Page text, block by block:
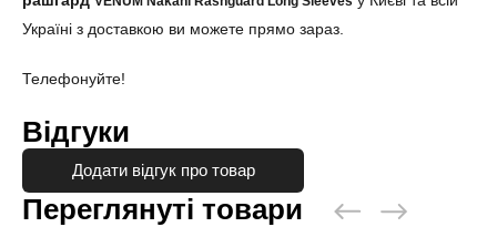
Україні з доставкою ви можете прямо зараз.
Телефонуйте!
Відгуки
Додати відгук про товар
Переглянуті товари